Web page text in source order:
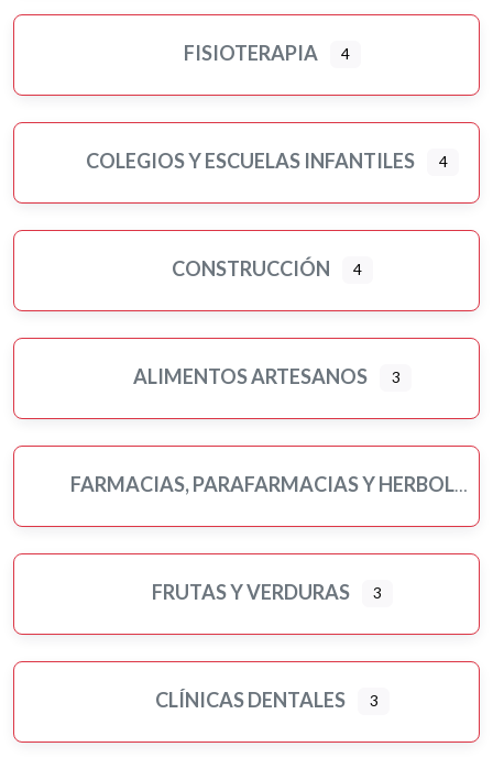
FISIOTERAPIA 4
COLEGIOS Y ESCUELAS INFANTILES 4
CONSTRUCCIÓN 4
ALIMENTOS ARTESANOS 3
FARMACIAS, PARAFARMACIAS Y HERBOLARIOS
FRUTAS Y VERDURAS 3
CLÍNICAS DENTALES 3